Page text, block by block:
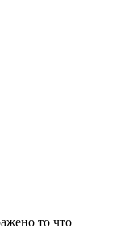
то что